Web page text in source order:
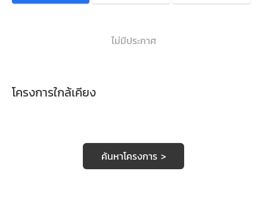
ไม่มีประกาศ
โครงการใกล้เคียง
ค้นหาโครงการ >